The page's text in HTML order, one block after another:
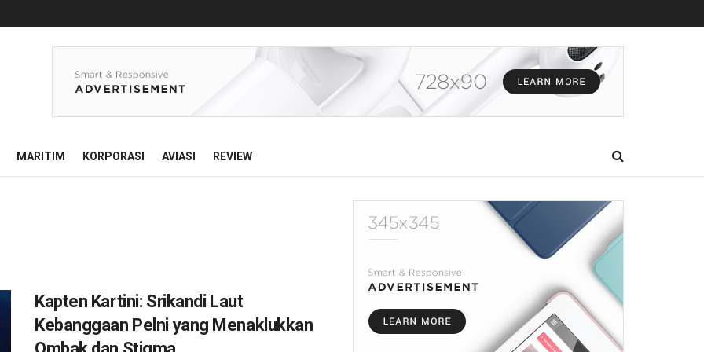
MARITIM KORPORASI AVIASI REVIEW
Kapten Kartini: Srikandi Laut
Kebanggaan Pelni yang Menaklukkan